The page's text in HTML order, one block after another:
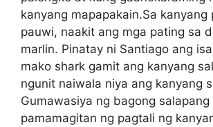
kanyang mapapakain.Sa kanyang
pauwi, naakit ang mga pating sa
marlin. Pinatay ni Santiago ang
mako shark gamit ang kanyang
ngunit naiwala niya ang kanyang
Gumawasiya ng bagong salapang
pamamagitan ng pagtali ng